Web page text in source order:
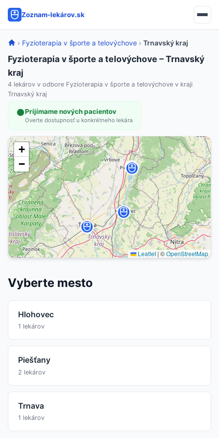
Zoznam-lekárov.sk
› Fyzioterapia v športe a telovýchove › Trnavský kraj
Fyzioterapia v športe a telovýchove – Trnavský
kraj
4 lekárov v odbore Fyzioterapia v športe a telovýchove v kraji
Trnavský kraj
Prijímame nových pacientov
Overte dostupnosť u konkrétneho lekára
+
−
Leaflet | ©OpenStreetMap
Vyberte mesto
Hlohovec
1 lekárov
Piešťany
2 lekárov
Trnava
1 lekárov